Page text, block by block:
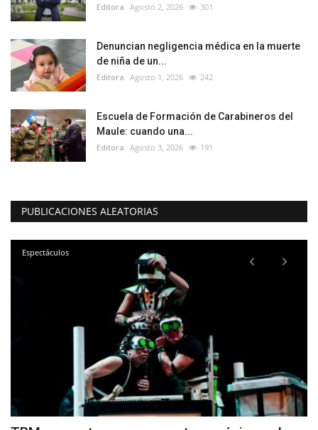
Editora Agosto 2, 2026 301
Denuncian negligencia médica en la muerte
de niña de un...
Editora Agosto 1, 2026 242
Escuela de Formación de Carabineros del
Maule: cuando una...
Editora Agosto 3, 2026 191
PUBLICACIONES ALEATORIAS
Espectáculos